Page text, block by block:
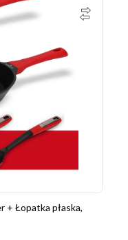
+ Łopatka płaska,